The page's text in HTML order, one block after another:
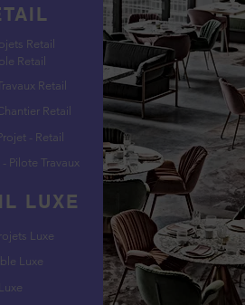
Retail
Retail
Retail
Retail
- Retail
Pilote Travaux
LUXE
Luxe
Luxe